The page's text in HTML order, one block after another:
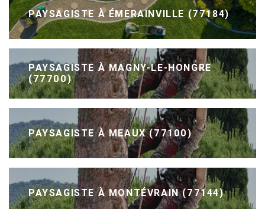
PAYSAGISTE À ÉMERAINVILLE (77184)
PAYSAGISTE À MAGNY-LE-HONGRE
(77700)
PAYSAGISTE À MEAUX (77100)
PAYSAGISTE À MONTÉVRAIN (77144)